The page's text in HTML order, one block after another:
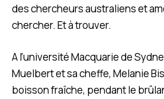
des chercheurs australiens et
chercher. Et à trouver.
A l’université Macquarie de
Muelbert et sa cheffe, Melanie
boisson fraîche, pendant le